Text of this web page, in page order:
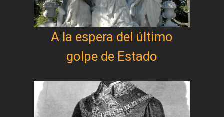
A la espera del último
golpe de Estado